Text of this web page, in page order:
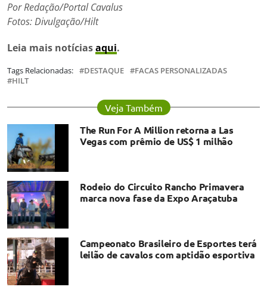
Por Redação/Portal Cavalus
Fotos: Divulgação/Hilt
Leia mais notíciasaqui.
Tags Relacionadas: DESTAQUE
FACAS PERSONALIZADAS
HILT
Veja Também
The Run For A Million retorna a Las
Vegas com prêmio de US$ 1 milhão
Rodeio do Circuito Rancho Primavera
marca nova fase da Expo Araçatuba
Campeonato Brasileiro de Esportes terá
leilão de cavalos com aptidão esportiva